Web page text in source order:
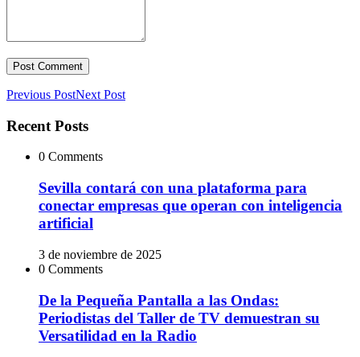
Previous PostNext Post
Recent Posts
0 Comments
Sevilla contará con una plataforma para
conectar empresas que operan con inteligencia
artificial
3 de noviembre de 2025
0 Comments
De la Pequeña Pantalla a las Ondas:
Periodistas del Taller de TV demuestran su
Versatilidad en la Radio